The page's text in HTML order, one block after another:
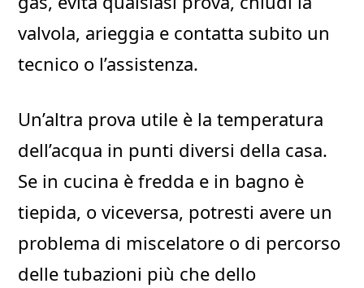
valvola, arieggia e contatta subito un
tecnico o l’assistenza.
Un’altra prova utile è la temperatura
dell’acqua in punti diversi della casa.
Se in cucina è fredda e in bagno è
tiepida, o viceversa, potresti avere un
problema di miscelatore o di percorso
delle tubazioni più che dello